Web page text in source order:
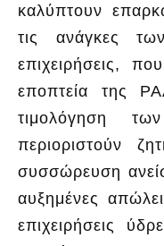
καλύπτουν
τις ανάγκες
επιχειρήσεις,
εποπτεία της
τιμολόγηση
περιοριστούν
συσσώρευση
αυξημένες
επιχειρήσεις